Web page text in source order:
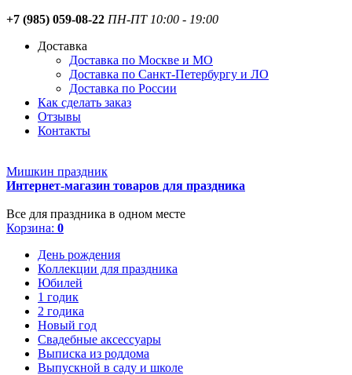
+7 (985) 059-08-22 ПН-ПТ 10:00 - 19:00
Доставка
Доставка по Москве и МО
Доставка по Санкт-Петербургу и ЛО
Доставка по России
Как сделать заказ
Отзывы
Контакты
Мишкин праздник
Интернет-магазин товаров для праздника
Все для праздника в одном месте
Корзина: 0
День рождения
Коллекции для праздника
Юбилей
1 годик
2 годика
Новый год
Свадебные аксессуары
Выписка из роддома
Выпускной в саду и школе